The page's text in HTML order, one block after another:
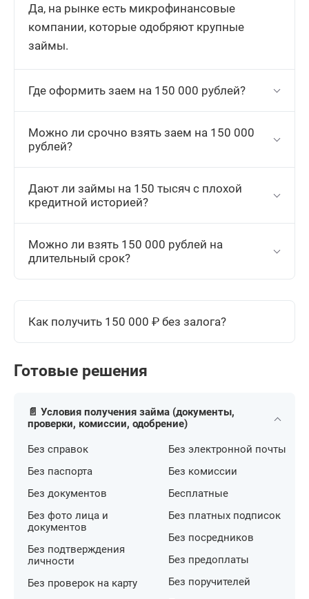
Да, на рынке есть микрофинансовые
компании, которые одобряют крупные
займы.
Где оформить заем на 150 000 рублей?
Можно ли срочно взять заем на 150 000
рублей?
Дают ли займы на 150 тысяч с плохой
кредитной историей?
Можно ли взять 150 000 рублей на
длительный срок?
Как получить 150 000 ₽ без залога?
Готовые решения
📄 Условия получения займа (документы,
проверки, комиссии, одобрение)
Без справок
Без паспорта
Без документов
Без фото лица и
документов
Без подтверждения
личности
Без проверок на карту
Без электронной почты
Без комиссии
Бесплатные
Без платных подписок
Без посредников
Без предоплаты
Без поручителей